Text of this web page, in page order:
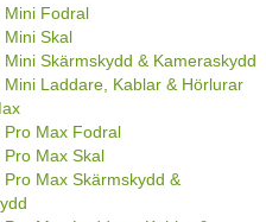
Mini Fodral
Mini Skal
Mini Skärmskydd & Kameraskydd
Mini Laddare, Kablar & Hörlurar
Pro Max Fodral
Pro Max Skal
Pro Max Skärmskydd &